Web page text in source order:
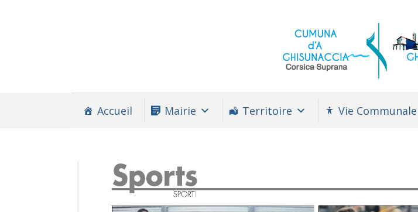
Accueil Mairie Territoire Vie Communale